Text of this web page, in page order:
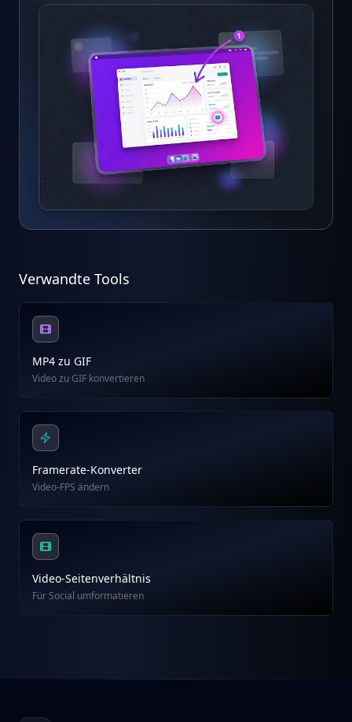
Verwandte Tools
MP4 zu GIF
Video zu GIF konvertieren
Framerate-Konverter
Video-FPS ändern
Video-Seitenverhältnis
Für Social umformatieren